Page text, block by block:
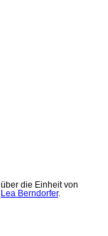
über die Einheit von
Lea Berndorfer.